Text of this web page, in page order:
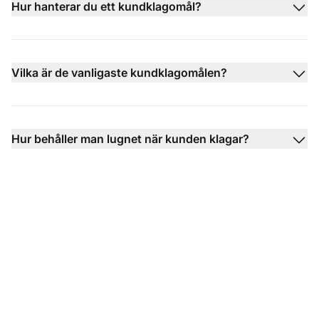
Hur hanterar du ett kundklagomål?
Vilka är de vanligaste kundklagomålen?
Hur behåller man lugnet när kunden klagar?